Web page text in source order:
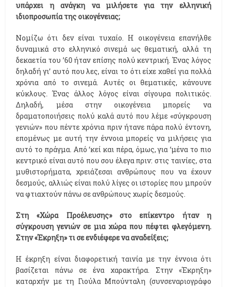
υπάρχει η ανάγκη να μιλήσετε για την ελληνική
ιδιοπροσωπία της οικογένειας;
Νομίζω ότι δεν είναι τυχαίο. Η οικογένεια επανήλθε
δυναμικά στο ελληνικό σινεμά ως θεματική, αλλά τη
δεκαετία του ’60 ήταν επίσης πολύ κεντρική. Ένας λόγος
δηλαδή γι’ αυτό που λες, είναι το ότι είχε χαθεί για πολλά
χρόνια από το σινεμά. Αυτές οι θεματικές, κάνουνε
κύκλους. Ένας άλλος λόγος είναι σίγουρα πολιτικός.
Δηλαδή, μέσα στην οικογένεια μπορείς να
δραματοποιήσεις πολύ καλά αυτό που λέμε «σύγκρουση
γενιών» που πέντε χρόνια πριν ήτανε πάρα πολύ έντονη,
επομένως με αυτή την έννοια μπορείς να μιλήσεις για
αυτό το πράγμα. Από ‘κεί και πέρα, όμως, για ‘μένα το πιο
κεντρικό είναι αυτό που σου έλεγα πριν: στις ταινίες, στα
μυθιστορήματα, χρειάζεσαι ανθρώπους που να έχουν
δεσμούς, αλλιώς είναι πολύ λίγες οι ιστορίες που μπρούν
να φτιαχτούν πάνω σε ανθρώπους χωρίς δεσμούς.
Στη «Χώρα Προέλευσης» στο επίκεντρο ήταν η
σύγκρουση γενιών σε μια χώρα που πέφτει φλεγόμενη.
Στην «Έκρηξη» τι σε ενδιέφερε να αναδείξεις;
Η έκρηξη είναι διαφορετική ταινία με την έννοια ότι
βασίζεται πάνω σε ένα χαρακτήρα. Στην «Έκρηξη»
καταρχήν με τη Γιούλα Μπούνταλη (συνσεναριογράφο